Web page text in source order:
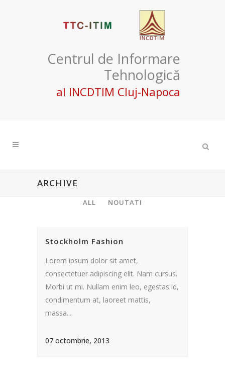
Centrul de Informare
Tehnologică
al INCDTIM Cluj-Napoca
ARCHIVE
ALL NOUTATI
Stockholm Fashion
Lorem ipsum dolor sit amet,
consectetuer adipiscing elit. Nam cursus.
Morbi ut mi. Nullam enim leo, egestas id,
condimentum at, laoreet mattis,
massa....
07 octombrie, 2013